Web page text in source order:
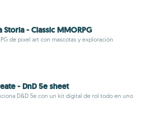
Storia - Classic MMORPG
de pixel art con mascotas y exploración
- DnD 5e sheet
D&D 5e con un kit digital de rol todo en uno